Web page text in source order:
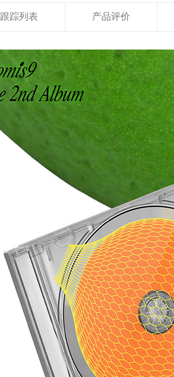
跟踪列表 产品评价